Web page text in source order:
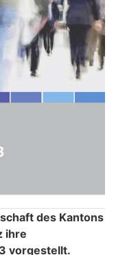
des Kantons
ihre
vorgestellt.